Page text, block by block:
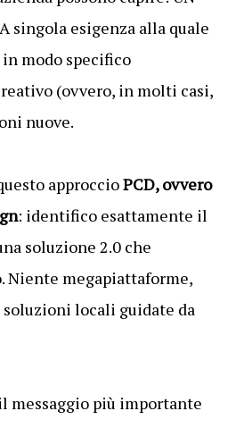
singola esigenza alla quale
modo specifico
(ovvero, in molti casi,
nuove.
approccioPCD, ovvero
: identifico esattamente il
soluzione 2.0 che
Niente megapiattaforme,
locali guidate da
messaggio più importante